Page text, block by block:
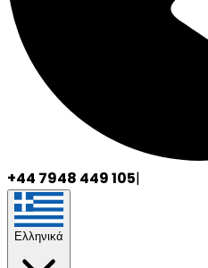
+44 7948 449 105|
Ελληνικά